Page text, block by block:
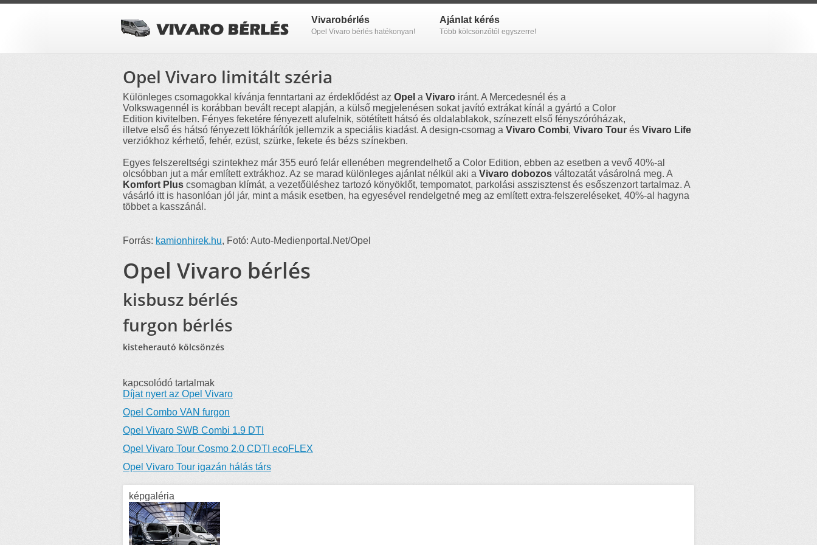
Vivarobérlés
Opel Vivaro bérlés hatékonyan!
Ajánlat kérés
Több kölcsönzőtől egyszerre!
Opel Vivaro limitált széria
Különleges csomagokkal kívánja fenntartani az érdeklődést az Opel a Vivaro iránt. A Mercedesnél és a
Volkswagennél is korábban bevált recept alapján, a külső megjelenésen sokat javító extrákat kínál a gyártó a Color
Edition kivitelben. Fényes feketére fényezett alufelnik, sötétített hátsó és oldalablakok, színezett első fényszóróházak,
illetve első és hátsó fényezett lökhárítók jellemzik a speciális kiadást. A design-csomag a Vivaro Combi, Vivaro Tour és Vivaro Life
verziókhoz kérhető, fehér, ezüst, szürke, fekete és bézs színekben.
Egyes felszereltségi szintekhez már 355 euró felár ellenében megrendelhető a Color Edition, ebben az esetben a vevő 40%-al
olcsóbban jut a már említett extrákhoz. Az se marad különleges ajánlat nélkül aki a Vivaro dobozos változatát vásárolná meg. A
Komfort Plus csomagban klímát, a vezetőüléshez tartozó könyöklőt, tempomatot, parkolási asszisztenst és esőszenzort tartalmaz. A
vásárló itt is hasonlóan jól jár, mint a másik esetben, ha egyesével rendelgetné meg az említett extra-felszereléseket, 40%-al hagyna
többet a kasszánál.
Forrás: kamionhirek.hu, Fotó: Auto-Medienportal.Net/Opel
Opel Vivaro bérlés
kisbusz bérlés
furgon bérlés
kisteherautó kölcsönzés
kapcsolódó tartalmak
Díjat nyert az Opel Vivaro
Opel Combo VAN furgon
Opel Vivaro SWB Combi 1.9 DTI
Opel Vivaro Tour Cosmo 2.0 CDTI ecoFLEX
Opel Vivaro Tour igazán hálás társ
képgaléria